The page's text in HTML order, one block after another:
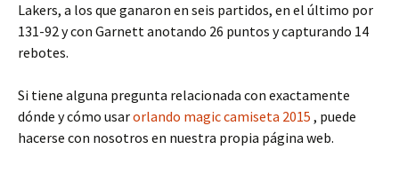
Lakers, a los que ganaron en seis partidos, en el último por
131-92 y con Garnett anotando 26 puntos y capturando 14
rebotes.
Si tiene alguna pregunta relacionada con exactamente
dónde y cómo usarorlando magic camiseta 2015 , puede
hacerse con nosotros en nuestra propia página web.